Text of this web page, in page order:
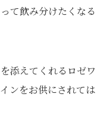
て飲み分けたくなる
添えてくれるロゼワ
ンをお供にされては